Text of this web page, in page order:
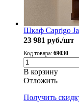
Шкаф Caprigo
23 981 руб./шт
Код товара: 69030
В корзину
Oтложить
Получить